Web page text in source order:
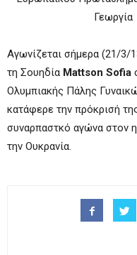
Αγωνίζεται σήμερα (21/3/
τη Σουηδία Mattson Sofia
Ολυμπιακής Πάλης
κατάφερε την πρόκρισή
συναρπαστκό αγώνα στον
την Ουκρανία.